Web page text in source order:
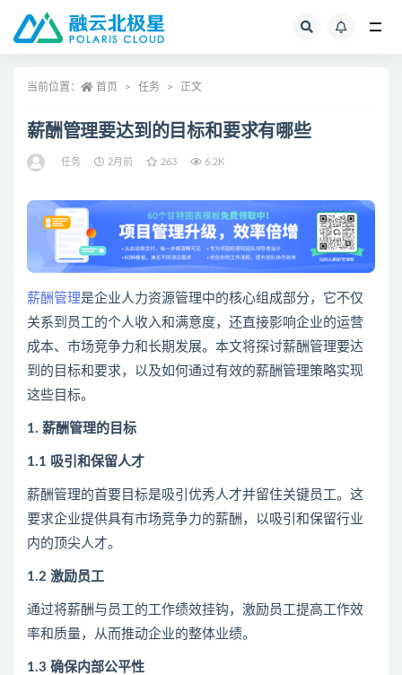
当前位置： 首页 任务 正文
薪酬管理要达到的目标和要求有哪些
任务 2月前 263 6.2K
薪酬管理是企业人力资源管理中的核心组成部分，它不仅
关系到员工的个人收入和满意度，还直接影响企业的运营
成本、市场竞争力和长期发展。本文将探讨薪酬管理要达
到的目标和要求，以及如何通过有效的薪酬管理策略实现
这些目标。
1. 薪酬管理的目标
1.1 吸引和保留人才
薪酬管理的首要目标是吸引优秀人才并留住关键员工。这
要求企业提供具有市场竞争力的薪酬，以吸引和保留行业
内的顶尖人才。
1.2 激励员工
通过将薪酬与员工的工作绩效挂钩，激励员工提高工作效
率和质量，从而推动企业的整体业绩。
1.3 确保内部公平性